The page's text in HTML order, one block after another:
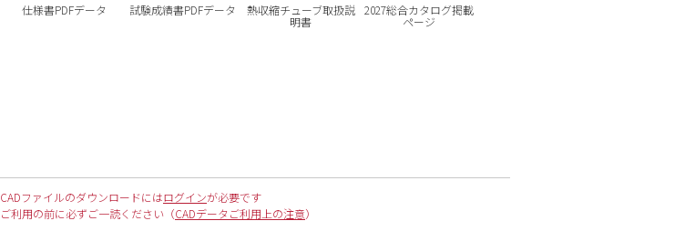
仕様書PDFデータ 試験成績書PDFデータ 熱収縮チューブ取扱説
明書
2027総合カタログ掲載
ページ
CADファイルのダウンロードにはログインが必要です
ご利用の前に必ずご一読ください（CADデータご利用上の注意）